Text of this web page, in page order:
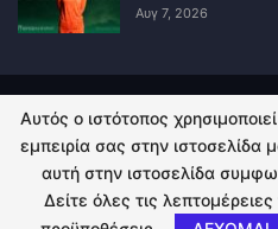
Αυγ 7, 2026
ΠΟΛΙΤΙΚΗ
© 2026 - Kingsport.gr.
Αυτός ο ιστότοπος
εμπειρία σας στην
αυτή στην ιστοσελίδα
Δείτε όλες τις